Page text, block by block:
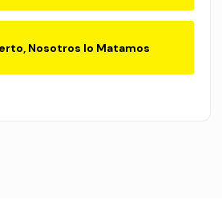
Nosotros lo Matamos